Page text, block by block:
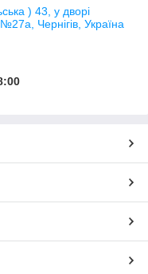
) 43, у дворі
Чернігів, Україна